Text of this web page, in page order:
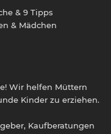
& 9 Tipps
& Mädchen
Wir helfen Müttern
Kinder zu erziehen.
Kaufberatungen